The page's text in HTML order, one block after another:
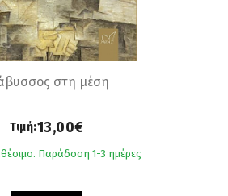
στη μέση
Τιμή:13,00€
Παράδοση 1-3 ημέρες